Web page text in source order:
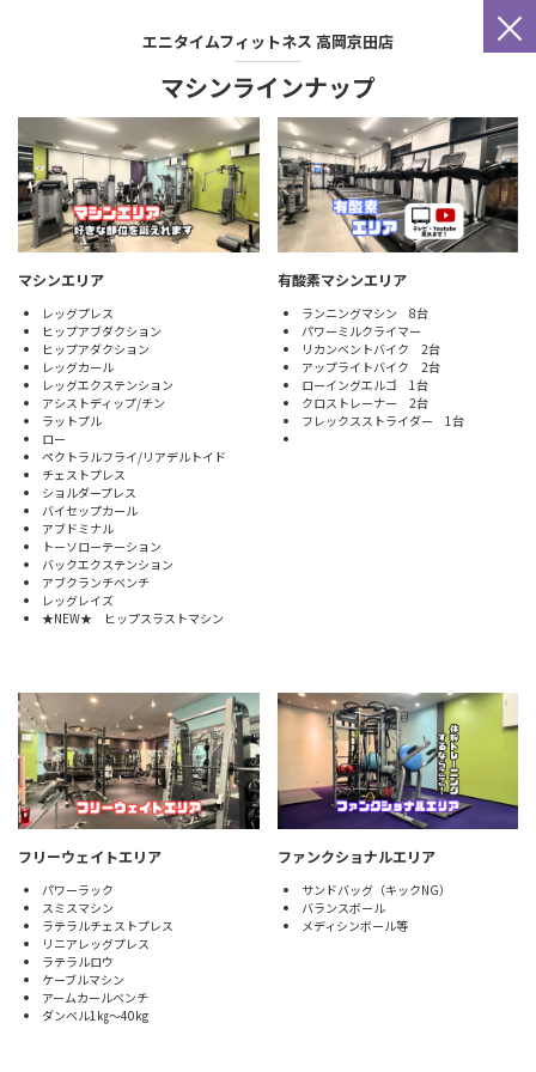
×
エニタイムフィットネス 高岡京田店
マシンラインナップ
マシンエリア
レッグプレス
ヒップアブダクション
ヒップアダクション
レッグカール
レッグエクステンション
アシストディップ/チン
ラットプル
ロー
ペクトラルフライ/リアデルトイド
チェストプレス
ショルダープレス
バイセップカール
アブドミナル
トーソローテーション
バックエクステンション
アブクランチベンチ
レッグレイズ
★NEW★ ヒップスラストマシン
有酸素マシンエリア
ランニングマシン 8台
パワーミルクライマー
リカンベントバイク 2台
アップライトバイク 2台
ローイングエルゴ 1台
クロストレーナー 2台
フレックスストライダー 1台
フリーウェイトエリア
パワーラック
スミスマシン
ラテラルチェストプレス
リニアレッグプレス
ラテラルロウ
ケーブルマシン
アームカールベンチ
ダンベル1㎏～40kg
ファンクショナルエリア
サンドバッグ（キックNG）
バランスボール
メディシンボール等